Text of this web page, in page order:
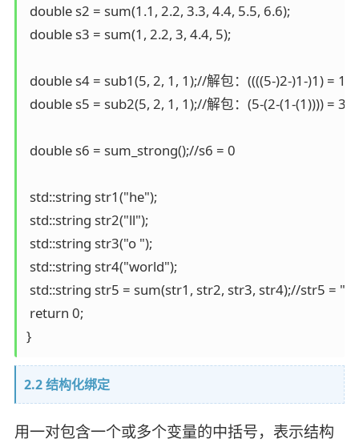
double s2 = sum(1.1, 2.2, 3.3, 4.4, 5.5, 6.6);
double s3 = sum(1, 2.2, 3, 4.4, 5);
double s4 = sub1(5, 2, 1, 1);//解包：((((5-)2-)1-)1) = 1
double s5 = sub2(5, 2, 1, 1);//解包：(5-(2-(1-(1)))) = 3
double s6 = sum_strong();//s6 = 0
std::string str1("he");
std::string str2("ll");
std::string str3("o ");
std::string str4("world");
std::string str5 = sum(str1, str2, str3, str4);//str5 =
return 0;
}
2.2 结构化绑定
用一对包含一个或多个变量的中括号，表示结构